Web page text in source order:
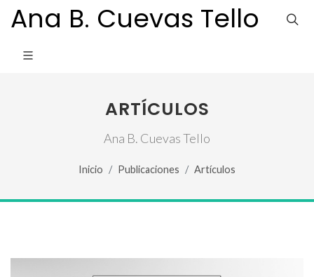
Ana B. Cuevas Tello
ARTÍCULOS
Ana B. Cuevas Tello
Inicio Publicaciones Artículos